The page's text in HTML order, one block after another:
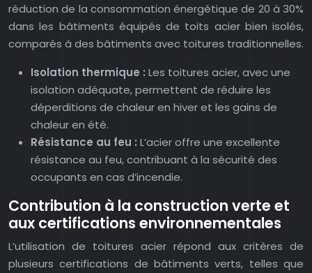
réduction de la consommation énergétique de 20 à 30%
dans les bâtiments équipés de toits acier bien isolés,
comparés à des bâtiments avec toitures traditionnelles.
Isolation thermique : Les toitures acier, avec une
isolation adéquate, permettent de réduire les
déperditions de chaleur en hiver et les gains de
chaleur en été.
Résistance au feu : L’acier offre une excellente
résistance au feu, contribuant à la sécurité des
occupants en cas d’incendie.
Contribution à la construction verte et
aux certifications environnementales
L’utilisation de toitures acier répond aux critères de
plusieurs certifications de bâtiments verts, telles que